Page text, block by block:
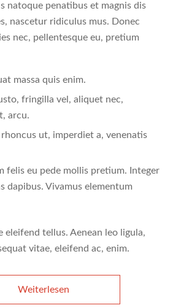
natoque penatibus et magnis dis
nascetur ridiculus mus. Donec
nec, pellentesque eu, pretium
massa quis enim.
fringilla vel, aliquet nec,
arcu.
rhoncus ut, imperdiet a, venenatis
felis eu pede mollis pretium. Integer
dapibus. Vivamus elementum
eleifend tellus. Aenean leo ligula,
vitae, eleifend ac, enim.
Weiterlesen